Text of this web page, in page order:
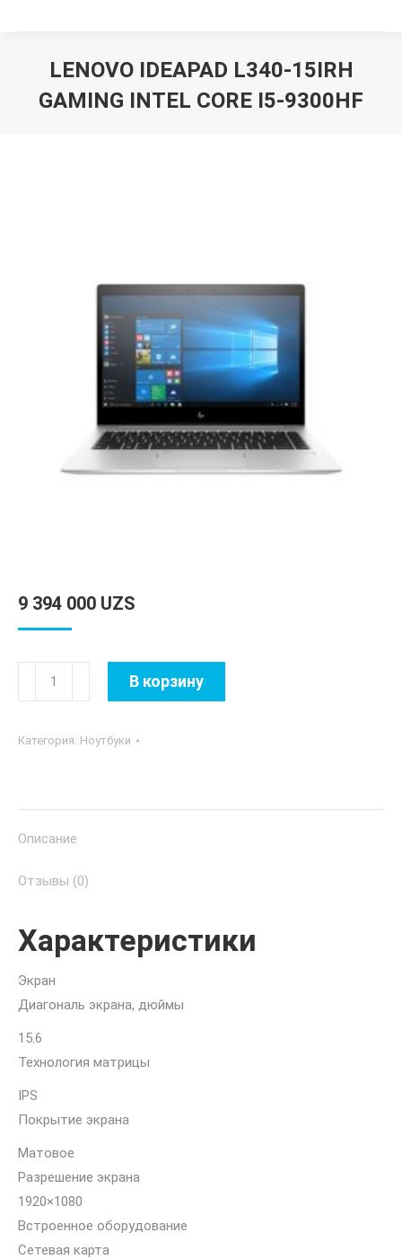
LENOVO IDEAPAD L340-15IRH
GAMING INTEL CORE I5-9300HF
9 394 000 UZS
Количество
товара
IdeaPad
Intel
i5-
В корзину
Категория: Ноутбуки
Описание
Отзывы (0)
Характеристики
Экран
Диагональ экрана, дюймы
15.6
Технология матрицы
IPS
Покрытие экрана
Матовое
Разрешение экрана
1920×1080
Встроенное оборудование
Сетевая карта